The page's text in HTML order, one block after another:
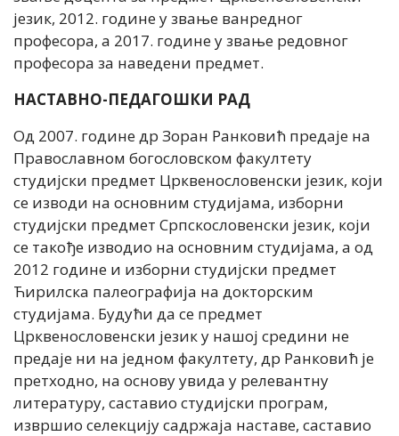
језик, 2012. године у звање ванредног
професора, а 2017. године у звање редовног
професора за наведени предмет.
НАСТАВНО-ПЕДАГОШКИ РАД
Од 2007. године др Зоран Ранковић предаје на
Православном богословском факултету
студијски предмет Црквенословенски језик, који
се изводи на основним студијама, изборни
студијски предмет Српскословенски језик, који
се такође изводио на основним студијама, а од
2012 године и изборни студијски предмет
Ћирилска палеографија на докторским
студијама. Будући да се предмет
Црквенословенски језик у нашој средини не
предаје ни на једном факултету, др Ранковић је
претходно, на основу увида у релевантну
литературу, саставио студијски програм,
извршио селекцију садржаја наставе, саставио